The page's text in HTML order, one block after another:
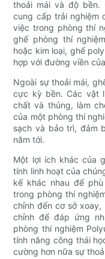
thoải mái và độ bền.
cung cấp trải nghiệm
việc trong phòng thí
ghế phòng thí
hoặc kim loại, ghế
hợp với đường viền
Ngoài sự thoải mái,
cực kỳ bền. Các vật
chất và thủng, làm
của một phòng thí
sạch và bảo trì, đảm
năm tới.
Một lợi ích khác của
tính linh hoạt của
kế khác nhau để
trong phòng thí
chỉnh đến cơ sở
chỉnh để đáp ứng
phòng thí nghiệm
tính năng công thái
cường hơn nữa sự